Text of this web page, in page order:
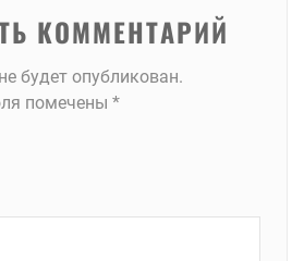
КОММЕНТАРИЙ
будет опубликован.
помечены *